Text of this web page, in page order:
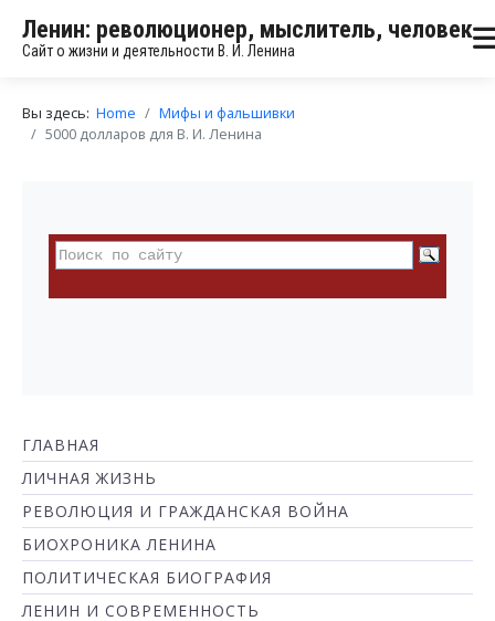
Ленин: революционер, мыслитель, человек
Сайт о жизни и деятельности В. И. Ленина
Вы здесь: Home
Мифы и фальшивки
5000 долларов для В. И. Ленина
ГЛАВНАЯ
ЛИЧНАЯ ЖИЗНЬ
РЕВОЛЮЦИЯ И ГРАЖДАНСКАЯ ВОЙНА
БИОХРОНИКА ЛЕНИНА
ПОЛИТИЧЕСКАЯ БИОГРАФИЯ
ЛЕНИН И СОВРЕМЕННОСТЬ